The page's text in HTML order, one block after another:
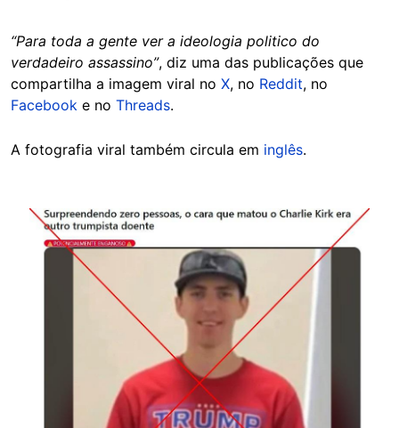
“Para toda a gente ver a ideologia politico do
verdadeiro assassino”, diz uma das publicações que
compartilha a imagem viral no X, no Reddit, no
Facebook e no Threads.
A fotografia viral também circula em inglês.
Image